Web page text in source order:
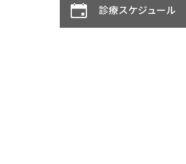
診療スケジュール